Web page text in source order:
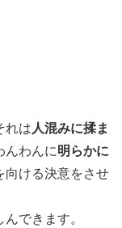
れは 人混みに揉ま
んわんに明らかに
向ける決意をさせ
できます。